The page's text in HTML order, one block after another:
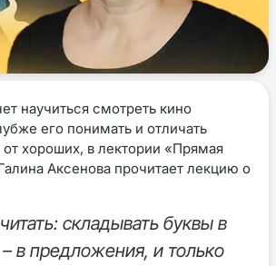
научиться смотреть кино
его понимать и отличать
хороших, в лектории «Прямая
Аксенова прочитает лекцию о
складывать буквы в
в предложения, и только